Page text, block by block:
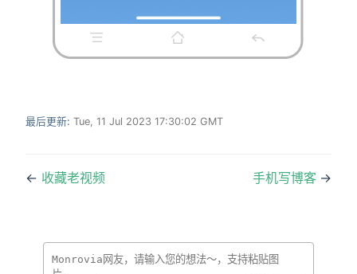
最后更新: Tue, 11 Jul 2023 17:30:02 GMT
← 收藏老视频 手机写博客 →